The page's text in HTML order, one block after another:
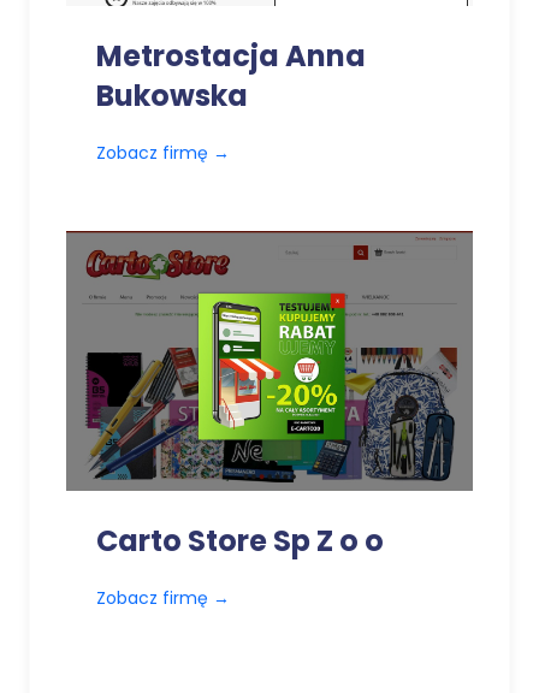
Metrostacja Anna
Bukowska
Zobacz firmę →
Carto Store Sp Z o o
Zobacz firmę →